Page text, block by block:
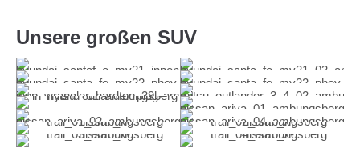
Unsere großen SUV
Hyundai Santa Fe
Hyundai Santa Fe
Hyundai Santa Fe
Hyundai Santa Fe
Jeep Wrangler
Mitsubishi Outlander
Mitsubishi Outlander
Nissan Ariya
Nissan Ariya
Nissan Ariya
Nissan X-Trail
Nissan X-Trail
Nissan X-Trail
Nissan X-Trail